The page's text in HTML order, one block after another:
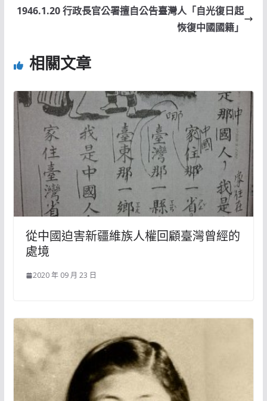
1946.1.20 行政長官公署擅自公告臺灣人「自光復日起
恢復中國國籍」
相關文章
從中國迫害新疆維族人權回顧臺灣曾經的
處境
2020 年 09 月 23 日